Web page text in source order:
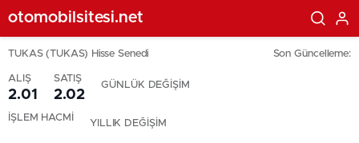
otomobilsitesi.net
TUKAS (TUKAS) Hisse Senedi Son Güncelleme:
ALIŞ
2.01
SATIŞ
2.02
GÜNLÜK DEĞİŞİM
İŞLEM HACMİ YILLIK DEĞİŞİM